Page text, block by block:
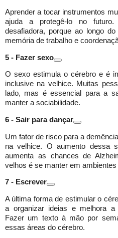
Aprender a tocar instrumentos
ajuda a protegê-lo no
desafiadora, porque ao longo
memória de trabalho e
5 - Fazer sexo
O sexo estimula o cérebro e é
inclusive na velhice. Muitas
lado, mas é essencial para a
manter a sociabilidade.
6 - Sair para dançar
Um fator de risco para a
na velhice. O aumento dessa
aumenta as chances de
velhos é se manter em
7 - Escrever
A última forma de estimular o
a organizar ideias e melhora a
Fazer um texto à mão por
essas áreas do cérebro.